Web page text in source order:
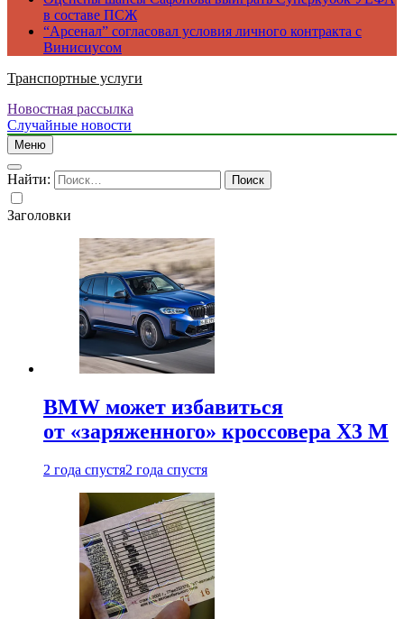
в составе ПСЖ
“Арсенал” согласовал условия личного контракта с
Винисиусом
Транспортные услуги
Новостная рассылка
Случайные новости
Меню
Найти:
Заголовки
BMW может избавиться
от «заряженного» кроссовера X3 M
2 года спустя2 года спустя